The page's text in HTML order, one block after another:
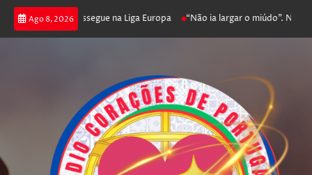
Ago 8, 2026
poker e prossegue na Liga Europa “Não ia largar o miúdo”.